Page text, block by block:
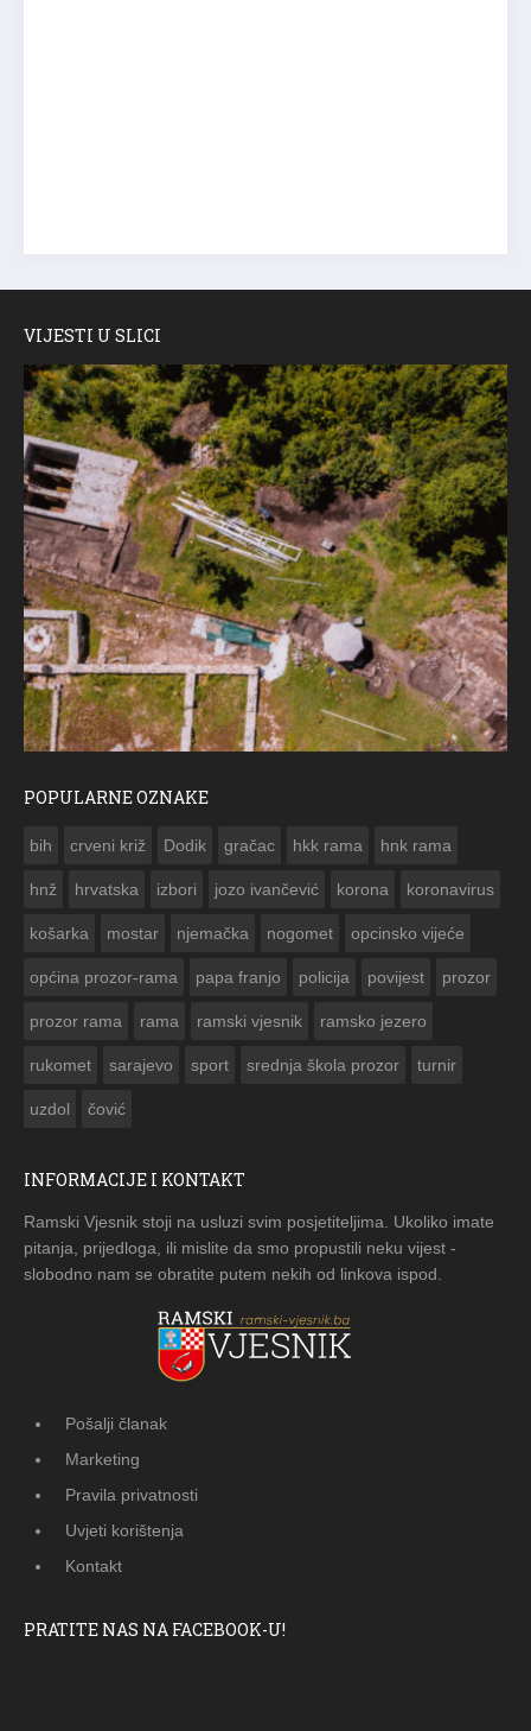
VIJESTI U SLICI
POPULARNE OZNAKE
bih crveni križ Dodik gračac hkk rama hnk rama
hnž hrvatska izbori jozo ivančević korona koronavirus
košarka mostar njemačka nogomet opcinsko vijeće
općina prozor-rama papa franjo policija povijest prozor
prozor rama rama ramski vjesnik ramsko jezero
rukomet sarajevo sport srednja škola prozor turnir
uzdol čović
INFORMACIJE I KONTAKT
Ramski Vjesnik stoji na usluzi svim posjetiteljima. Ukoliko imate
pitanja, prijedloga, ili mislite da smo propustili neku vijest -
slobodno nam se obratite putem nekih od linkova ispod.
Pošalji članak
Marketing
Pravila privatnosti
Uvjeti korištenja
Kontakt
PRATITE NAS NA FACEBOOK-U!